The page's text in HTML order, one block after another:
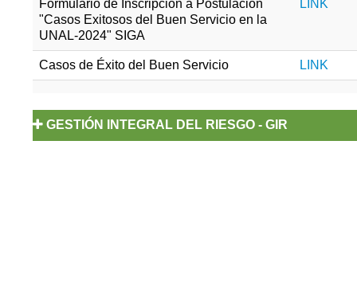
Formulario de Inscripción a Postulación
"Casos Exitosos del Buen Servicio en la
UNAL-2024" SIGA
LINK
Casos de Éxito del Buen Servicio LINK
GESTIÓN INTEGRAL DEL RIESGO - GIR